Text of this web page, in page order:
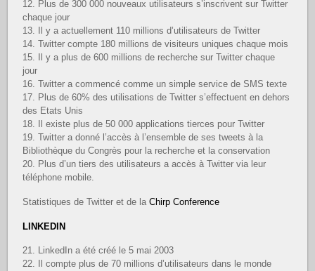
12. Plus de 300 000 nouveaux utilisateurs s’inscrivent sur Twitter
chaque jour
13. Il y a actuellement 110 millions d’utilisateurs de Twitter
14. Twitter compte 180 millions de visiteurs uniques chaque mois
15. Il y a plus de 600 millions de recherche sur Twitter chaque
jour
16. Twitter a commencé comme un simple service de SMS texte
17. Plus de 60% des utilisations de Twitter s’effectuent en dehors
des Etats Unis
18. Il existe plus de 50 000 applications tierces pour Twitter
19. Twitter a donné l’accès à l’ensemble de ses tweets à la
Bibliothèque du Congrès pour la recherche et la conservation
20. Plus d’un tiers des utilisateurs a accès à Twitter via leur
téléphone mobile.
Statistiques de Twitter et de laChirp Conference
LINKEDIN
21. LinkedIn a été créé le 5 mai 2003
22. Il compte plus de 70 millions d’utilisateurs dans le monde